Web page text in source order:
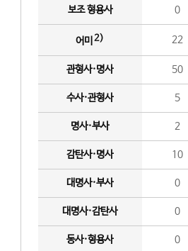
보조 형용사 0
어미 2) 22
관형사·명사 50
수사·관형사 5
명사·부사 2
감탄사·명사 10
대명사·부사 0
대명사·감탄사 0
동사·형용사 0